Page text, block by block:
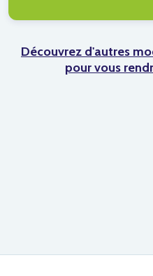
Découvrez d'autres
pour vous